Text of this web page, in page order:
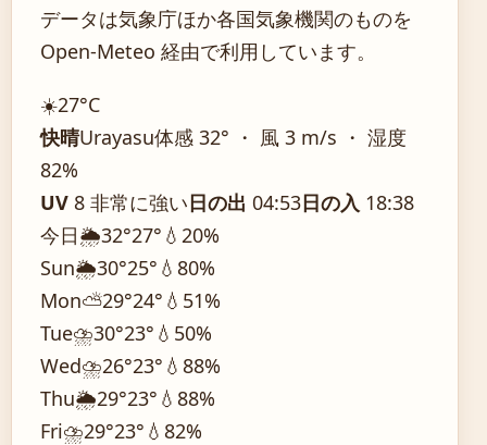
データは気象庁ほか各国気象機関のものを
Open-Meteo 経由で利用しています。
☀️27°C
快晴Urayasu体感 32° ・ 風 3 m/s ・ 湿度
82%
UV 8 非常に強い日の出 04:53日の入 18:38
今日🌦️32°27° 💧20%
Sun🌦️30°25° 💧80%
Mon⛅29°24° 💧51%
Tue⛈️30°23° 💧50%
Wed⛈️26°23° 💧88%
Thu🌦️29°23° 💧88%
Fri⛈️29°23° 💧82%